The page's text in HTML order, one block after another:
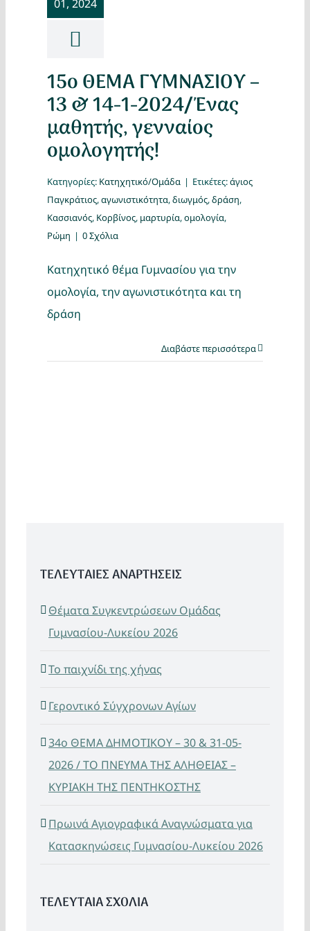
01, 2024
15ο ΘΕΜΑ ΓΥΜΝΑΣΙΟΥ –
13 & 14-1-2024/Ένας
μαθητής, γενναίος
ομολογητής!
Κατηγορίες: Κατηχητικό/Ομάδα | Ετικέτες:άγιος
Παγκράτιος,αγωνιστικότητα,διωγμός,δράση,
Κασσιανός, Κορβίνος, μαρτυρία,ομολογία,
Ρώμη | 0 Σχόλια
Κατηχητικό θέμα Γυμνασίου για την
ομολογία, την αγωνιστικότητα και τη
δράση
Διαβάστε περισσότερα
ΤΕΛΕΥΤΑΙΕΣ ΑΝΑΡΤΗΣΕΙΣ
Θέματα Συγκεντρώσεων Ομάδας
Γυμνασίου-Λυκείου 2026
Το παιχνίδι της χήνας
Γεροντικό Σύγχρονων Αγίων
34ο ΘΕΜΑ ΔΗΜΟΤΙΚΟΥ – 30 & 31-05-
2026 / ΤΟ ΠΝΕΥΜΑ ΤΗΣ ΑΛΗΘΕΙΑΣ –
ΚΥΡΙΑΚΗ ΤΗΣ ΠΕΝΤΗΚΟΣΤΗΣ
Πρωινά Αγιογραφικά Αναγνώσματα για
Κατασκηνώσεις Γυμνασίου-Λυκείου 2026
ΤΕΛΕΥΤΑΙΑ ΣΧΟΛΙΑ